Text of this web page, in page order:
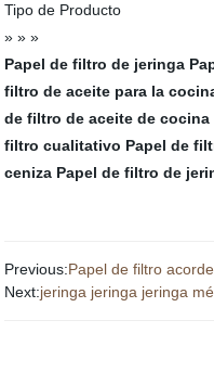
Tipo de Producto
» » »
Papel de filtro de jeringa
filtro de aceite para la
de filtro de aceite de cocina
filtro cualitativo Papel de
ceniza Papel de filtro de
Previous:Papel de filtro
Next:jeringa jeringa jeringa